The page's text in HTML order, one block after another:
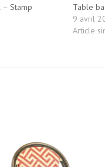
Stamp
Table
9 avril
Article